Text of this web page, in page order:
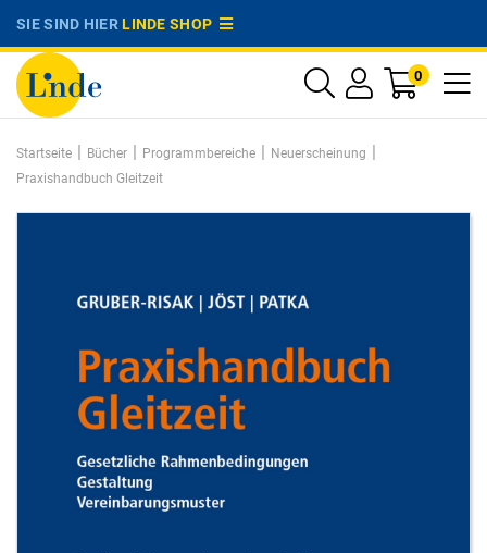
SIE SIND HIERLINDE SHOP
0
Startseite | Bücher | Programmbereiche | Neuerscheinung |
Praxishandbuch Gleitzeit